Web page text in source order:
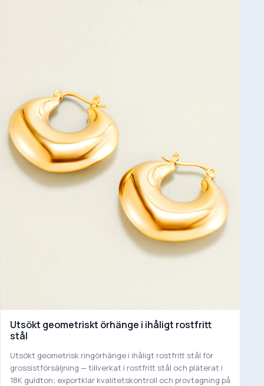
Utsökt geometriskt örhänge i ihåligt rostfritt
stål
Utsökt geometrisk ringörhänge i ihåligt rostfritt stål för
grossistförsäljning — tillverkat i rostfritt stål och pläterat i
18K guldton; exportklar kvalitetskontroll och provtagning på